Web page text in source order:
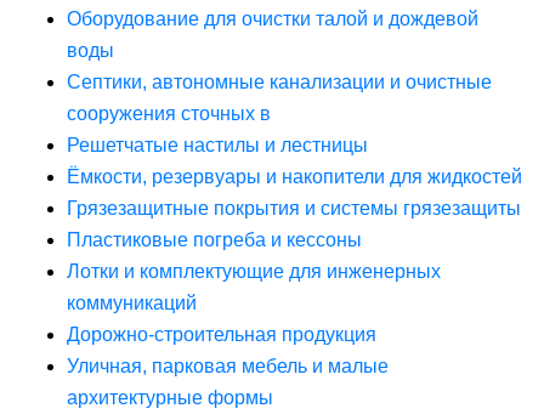
Оборудование для очистки талой и дождевой
воды
Септики, автономные канализации и очистные
сооружения сточных в
Решетчатые настилы и лестницы
Ёмкости, резервуары и накопители для жидкостей
Грязезащитные покрытия и системы грязезащиты
Пластиковые погреба и кессоны
Лотки и комплектующие для инженерных
коммуникаций
Дорожно-строительная продукция
Уличная, парковая мебель и малые
архитектурные формы